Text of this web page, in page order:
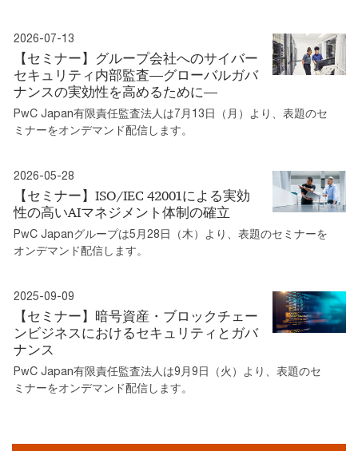
2026-07-13
【セミナー】グループ会社へのサイバー
セキュリティ内部監査―グローバルガバ
ナンスの実効性を高めるために―
PwC Japan有限責任監査法人は7月13日（月）より、表題のセ
ミナーをオンデマンド配信します。
2026-05-28
【セミナー】ISO/IEC 42001による実効
性の高いAIマネジメント体制の確立
PwC Japanグループは5月28日（木）より、表題のセミナーを
オンデマンド配信します。
2025-09-09
【セミナー】暗号資産・ブロックチェー
ンビジネスにおけるセキュリティとガバ
ナンス
PwC Japan有限責任監査法人は9月9日（火）より、表題のセ
ミナーをオンデマンド配信します。